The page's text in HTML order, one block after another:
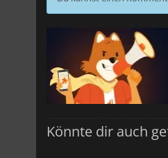
Könnte dir auch